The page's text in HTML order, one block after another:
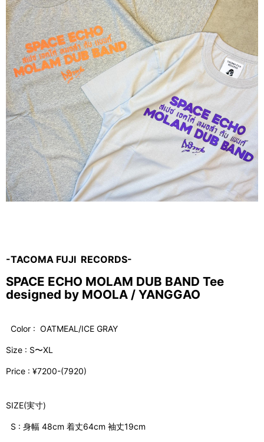
-TACOMA FUJI RECORDS-
SPACE ECHO MOLAM DUB BAND Tee
designed by MOOLA / YANGGAO
Color : OATMEAL/ICE GRAY
Size : S〜XL
Price : ¥7200-(7920)
SIZE(実寸)
S : 身幅 48cm 着丈64cm 袖丈19cm